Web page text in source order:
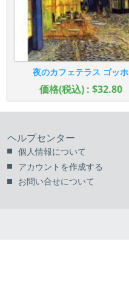
夜のカフェテラス ゴッホ
価格(税込) : $32.80
ヘルプセンター
個人情報について
アカウントを作成する
お問い合せについて